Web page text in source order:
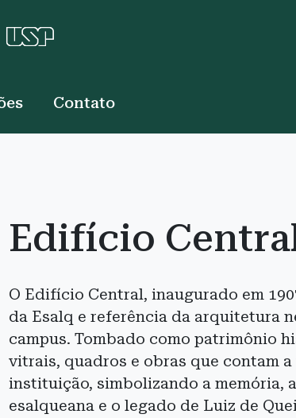
Contato
Edifício
O Edifício Central, inaugurado em
da Esalq e referência da arquitetura
campus. Tombado como patrimônio
vitrais, quadros e obras que contam
instituição, simbolizando a memória,
esalqueana e o legado de Luiz de